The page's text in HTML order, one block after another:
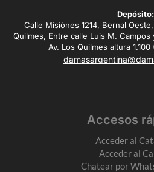
Depósito:
Calle Misiónes 1214, Bernal
Quilmes, Entre calle Luis M.
Av. Los Quilmes altura
Accesos
Acceder al
Acceder al
Chatear por